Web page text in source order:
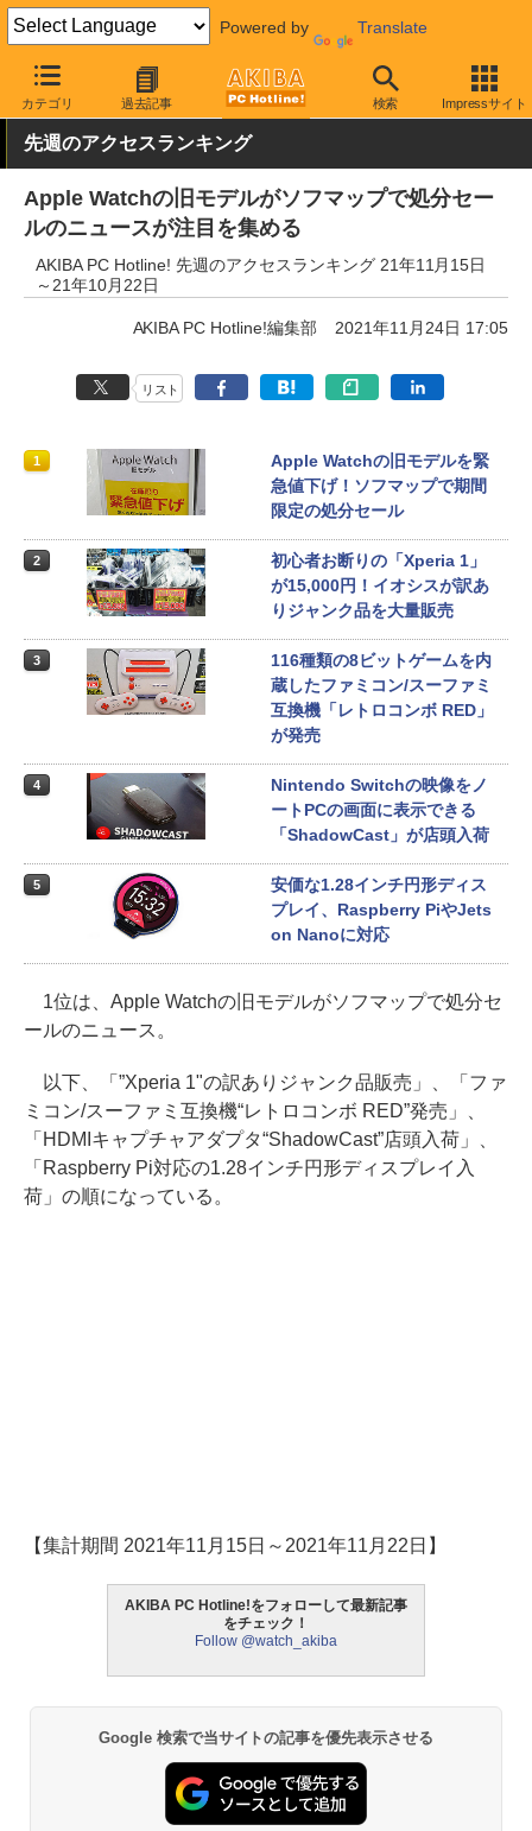
Powered by Translate
カテゴリ 過去記事 検索 Impressサイト
AKIBA PC Hotline! その他
先週のアクセスランキング
Apple Watchの旧モデルがソフマップで処分セー
ルのニュースが注目を集める
AKIBA PC Hotline! 先週のアクセスランキング 21年11月15日
～21年10月22日
AKIBA PC Hotline!編集部 2021年11月24日 17:05
リスト
1
Apple Watchの旧モデルを緊
急値下げ！ソフマップで期間
限定の処分セール
2
初心者お断りの「Xperia 1」
が15,000円！イオシスが訳あ
りジャンク品を大量販売
3
116種類の8ビットゲームを内
蔵したファミコン/スーファミ
互換機「レトロコンボ RED」
が発売
4
Nintendo Switchの映像をノ
ートPCの画面に表示できる
「ShadowCast」が店頭入荷
5
安価な1.28インチ円形ディス
プレイ、Raspberry PiやJets
on Nanoに対応
1位は、Apple Watchの旧モデルがソフマップで処分セ
ールのニュース。
以下、「”Xperia 1"の訳ありジャンク品販売」、「ファ
ミコン/スーファミ互換機“レトロコンボ RED”発売」、
「HDMIキャプチャアダプタ“ShadowCast”店頭入荷」、
「Raspberry Pi対応の1.28インチ円形ディスプレイ入
荷」の順になっている。
【集計期間 2021年11月15日～2021年11月22日】
AKIBA PC Hotline!をフォローして最新記事
をチェック！
Follow @watch_akiba
Google 検索で当サイトの記事を優先表示させる